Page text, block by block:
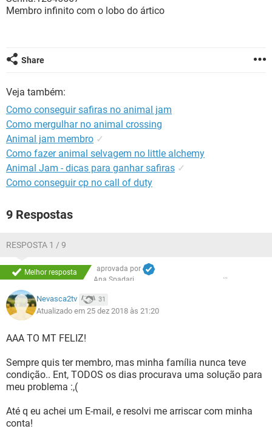
INSTAGRAM GMAIL
Membro infinito com o lobo do ártico
Share
Veja também:
Como conseguir safiras no animal jam
Como mergulhar no animal crossing
Animal jam membro ✓
Como fazer animal selvagem no little alchemy
Animal Jam - dicas para ganhar safiras ✓
Como conseguir cp no call of duty
9 Respostas
RESPOSTA 1 / 9
Melhor resposta
aprovada por
Ana Spadari
Nevasca2tv 31
Atualizado em 25 dez 2018 às 21:20
AAA TO MT FELIZ!
Sempre quis ter membro, mas minha família nunca teve
condição.. Ent, TODOS os dias procurava uma solução para
meu problema :,(
Até q eu achei um E-mail, e resolvi me arriscar com minha
conta!